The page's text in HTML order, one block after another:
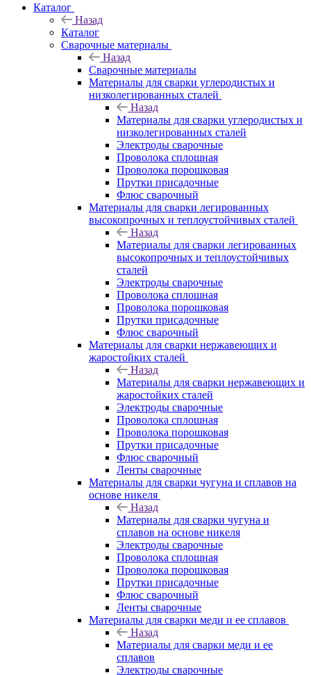
Каталог
Назад
Каталог
Сварочные материалы
Назад
Сварочные материалы
Материалы для сварки углеродистых и
низколегированных сталей
Назад
Материалы для сварки углеродистых и
низколегированных сталей
Электроды сварочные
Проволока сплошная
Проволока порошковая
Прутки присадочные
Флюс сварочный
Материалы для сварки легированных
высокопрочных и теплоустойчивых сталей
Назад
Материалы для сварки легированных
высокопрочных и теплоустойчивых
сталей
Электроды сварочные
Проволока сплошная
Проволока порошковая
Прутки присадочные
Флюс сварочный
Материалы для сварки нержавеющих и
жаростойких сталей
Назад
Материалы для сварки нержавеющих и
жаростойких сталей
Электроды сварочные
Проволока сплошная
Проволока порошковая
Прутки присадочные
Флюс сварочный
Ленты сварочные
Материалы для сварки чугуна и сплавов на
основе никеля
Назад
Материалы для сварки чугуна и
сплавов на основе никеля
Электроды сварочные
Проволока сплошная
Проволока порошковая
Прутки присадочные
Флюс сварочный
Ленты сварочные
Материалы для сварки меди и ее сплавов
Назад
Материалы для сварки меди и ее
сплавов
Электроды сварочные